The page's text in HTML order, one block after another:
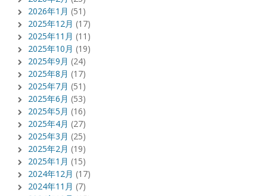
2026年1月 (51)
2025年12月 (17)
2025年11月 (11)
2025年10月 (19)
2025年9月 (24)
2025年8月 (17)
2025年7月 (51)
2025年6月 (53)
2025年5月 (16)
2025年4月 (27)
2025年3月 (25)
2025年2月 (19)
2025年1月 (15)
2024年12月 (17)
2024年11月 (7)